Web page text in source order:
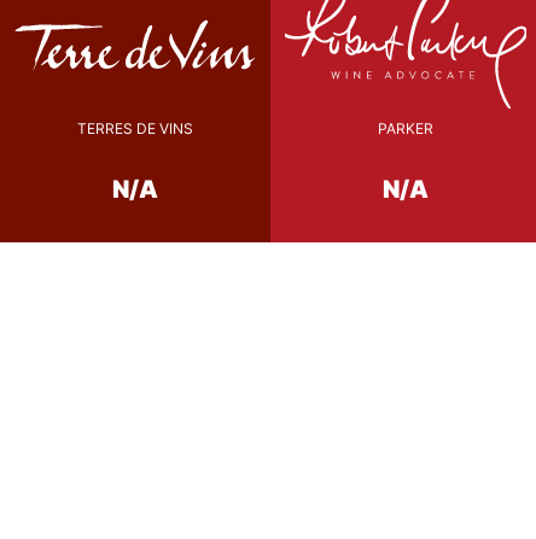
TERRES DE VINS
N/A
PARKER
N/A